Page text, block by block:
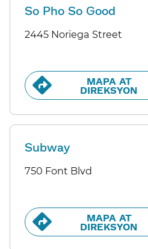
So Pho So Good
2445 Noriega Street
MAPA AT
DIREKSYON​​
Subway
750 Font Blvd
MAPA AT
DIREKSYON​​